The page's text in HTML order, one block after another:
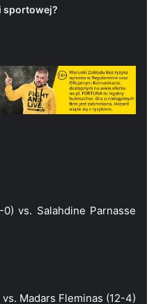
sportowej?
vs. Salahdine Parnasse
Madars Fleminas (12-4)